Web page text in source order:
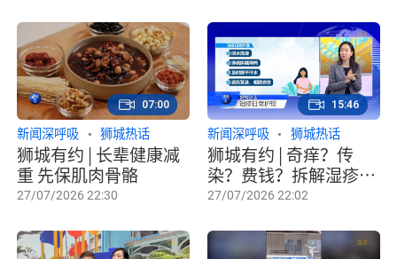
狮城有约 | 长辈健康减
重 先保肌肉骨骼
新闻深呼吸 狮城热话
27/07/2026 22:30
07:00
狮城有约 | 奇痒？传
染？费钱？拆解湿疹常
见误区
新闻深呼吸 狮城热话
27/07/2026 22:02
15:46